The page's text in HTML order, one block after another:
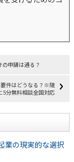
申請は通る？
要件はどうなる？※随
5分無料相談全国対応
業の現実的な選択